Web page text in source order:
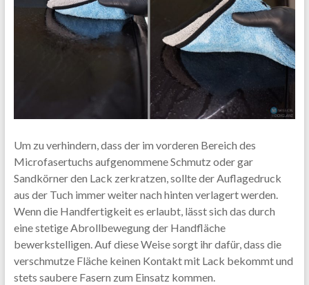
Um zu verhindern, dass der im vorderen Bereich des
Microfasertuchs aufgenommene Schmutz oder gar
Sandkörner den Lack zerkratzen, sollte der Auflagedruck
aus der Tuch immer weiter nach hinten verlagert werden.
Wenn die Handfertigkeit es erlaubt, lässt sich das durch
eine stetige Abrollbewegung der Handfläche
bewerkstelligen. Auf diese Weise sorgt ihr dafür, dass die
verschmutze Fläche keinen Kontakt mit Lack bekommt und
stets saubere Fasern zum Einsatz kommen.